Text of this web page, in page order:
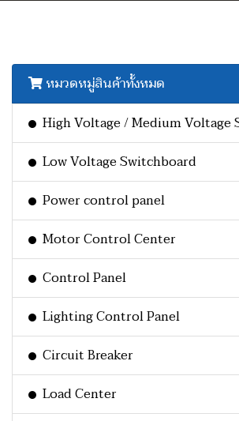
หมวดหมู่สินค้าทั้งหมด
High Voltage / Medium Voltage
Low Voltage Switchboard
Power control panel
Motor Control Center
Control Panel
Lighting Control Panel
Circuit Breaker
Load Center